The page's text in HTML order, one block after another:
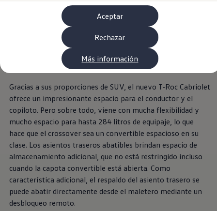
Aceptar
Rechazar
Más información
Neumáticos
Modelos antiguos
Servicio para vehículos eléctricos
myVolkswagen
Ayuda con aplicaciones y servicios digitales
Navigation Map Update
Extras digitales
Actualizaciones del software, los mapas y las
Buscar servicios para tu modelo
Conectar el móvil con el vehículo
Volkswagen Apps, inicio de sesión y tienda
Exclusivo para empresas
Volkswagen Taxis
Movilidad Eléctrica
Vehículos eléctricos disponibles
Vehículos híbridos enchufables
Todo sobre ID.
Cambiando a la movilidad eléctrica
Actualización de Software ID.
Carga y autonomía
¿Cuántos kilómetros puedo recorrer?
Dónde recargar
Cómo recargar
Cargador ID.
Gracias a sus proporciones de SUV, el nuevo T-Roc Cabriolet
ofrece un impresionante espacio para el conductor y el
copiloto. Pero sobre todo, viene con mucha flexibilidad y
mucho espacio para hasta 284 litros de equipaje, lo que
hace que el crossover sea un convertible espacioso en su
clase. Los asientos traseros abatibles brindan espacio de
almacenamiento adicional, que no está restringido incluso
cuando la capota convertible está abierta. Como
característica adicional, el respaldo del asiento trasero se
puede abatir directamente desde el maletero mediante un
desbloqueo remoto.